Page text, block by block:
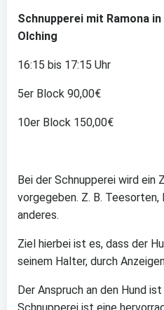
Schnupperei mit Ramona
Olching
16:15 bis 17:15 Uhr
5er Block 90,00€
10er Block 150,00€
Bei der Schnupperei wird ein
vorgegeben. Z. B.
anderes.
Ziel hierbei ist es, dass der
seinem Halter, durch
Der Anspruch an den Hund